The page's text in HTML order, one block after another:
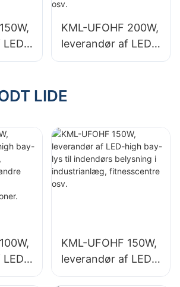
LED-
KML-UFOHF 200W,
leverandør af LED-
high bay-lys til
belysning i
fitnesscentre osv.
LIDE
LED-
KML-UFOHF 150W,
leverandør af LED-
high bay-lys til